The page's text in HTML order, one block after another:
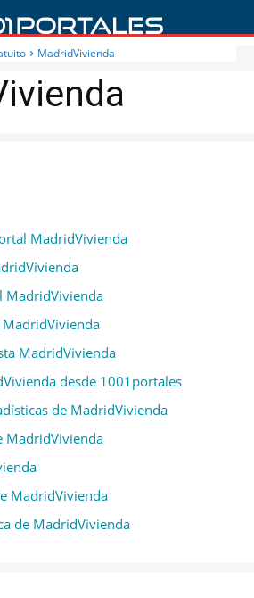
MadridVivienda
MadridVivienda
MadridVivienda
MadridVivienda
MadridVivienda
desde 1001portales
de MadridVivienda
MadridVivienda
MadridVivienda
de MadridVivienda